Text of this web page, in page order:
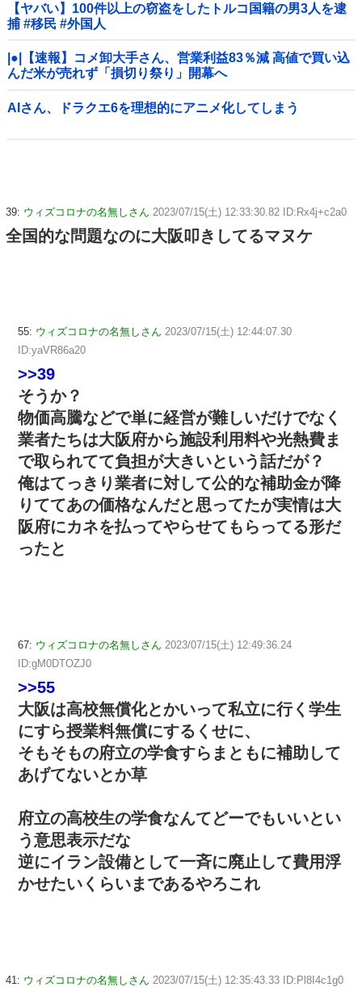
【ヤバい】100件以上の窃盗をしたトルコ国籍の男3人を逮
捕 #移民 #外国人
|●|【速報】コメ卸大手さん、営業利益83％減 高値で買い込
んだ米が売れず「損切り祭り」開幕へ
AIさん、ドラクエ6を理想的にアニメ化してしまう
39: ウィズコロナの名無しさん 2023/07/15(土) 12:33:30.82 ID:Rx4j+c2a0
全国的な問題なのに大阪叩きしてるマヌケ
55: ウィズコロナの名無しさん 2023/07/15(土) 12:44:07.30
ID:yaVR86a20
>>39
そうか？
物価高騰などで単に経営が難しいだけでなく
業者たちは大阪府から施設利用料や光熱費ま
で取られてて負担が大きいという話だが？
俺はてっきり業者に対して公的な補助金が降
りててあの価格なんだと思ってたが実情は大
阪府にカネを払ってやらせてもらってる形だ
ったと
67: ウィズコロナの名無しさん 2023/07/15(土) 12:49:36.24
ID:gM0DTOZJ0
>>55
大阪は高校無償化とかいって私立に行く学生
にすら授業料無償にするくせに、
そもそもの府立の学食すらまともに補助して
あげてないとか草
府立の高校生の学食なんてどーでもいいとい
う意思表示だな
逆にイラン設備として一斉に廃止して費用浮
かせたいくらいまであるやろこれ
41: ウィズコロナの名無しさん 2023/07/15(土) 12:35:43.33 ID:Pl8I4c1g0